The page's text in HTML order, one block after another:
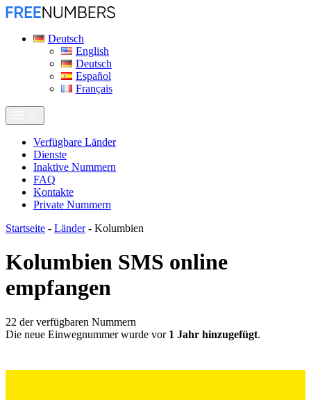
Deutsch
English
Deutsch
Español
Français
Verfügbare Länder
Dienste
Inaktive Nummern
FAQ
Kontakte
Private Nummern
Startseite - Länder- Kolumbien
Kolumbien SMS online
empfangen
22 der verfügbaren Nummern
Die neue Einwegnummer wurde vor 1 Jahr hinzugefügt.